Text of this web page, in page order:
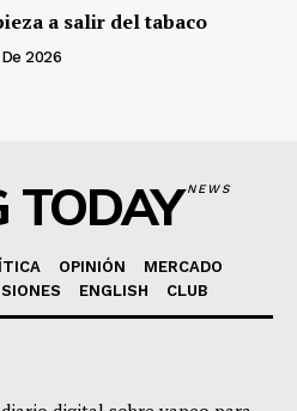
a salir del tabaco
2026
TODAYNEWS
OPINIÓN
MERCADO
ENGLISH CLUB